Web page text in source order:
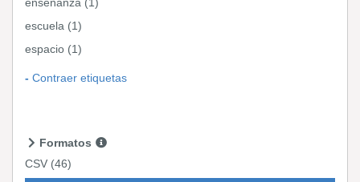
escuela (1)
espacio (1)
Contraer etiquetas
Formatos
CSV (46)